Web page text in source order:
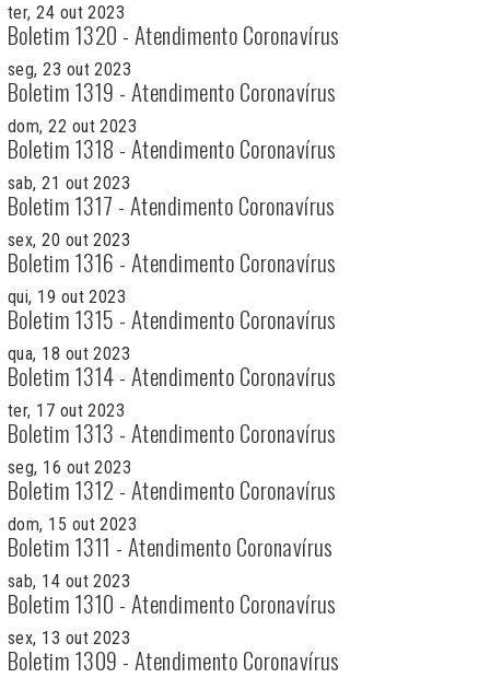
ter, 24 out 2023
Boletim 1320 - Atendimento Coronavírus
seg, 23 out 2023
Boletim 1319 - Atendimento Coronavírus
dom, 22 out 2023
Boletim 1318 - Atendimento Coronavírus
sab, 21 out 2023
Boletim 1317 - Atendimento Coronavírus
sex, 20 out 2023
Boletim 1316 - Atendimento Coronavírus
qui, 19 out 2023
Boletim 1315 - Atendimento Coronavírus
qua, 18 out 2023
Boletim 1314 - Atendimento Coronavírus
ter, 17 out 2023
Boletim 1313 - Atendimento Coronavírus
seg, 16 out 2023
Boletim 1312 - Atendimento Coronavírus
dom, 15 out 2023
Boletim 1311 - Atendimento Coronavírus
sab, 14 out 2023
Boletim 1310 - Atendimento Coronavírus
sex, 13 out 2023
Boletim 1309 - Atendimento Coronavírus